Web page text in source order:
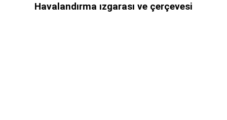
Havalandırma ızgarası ve çerçevesi